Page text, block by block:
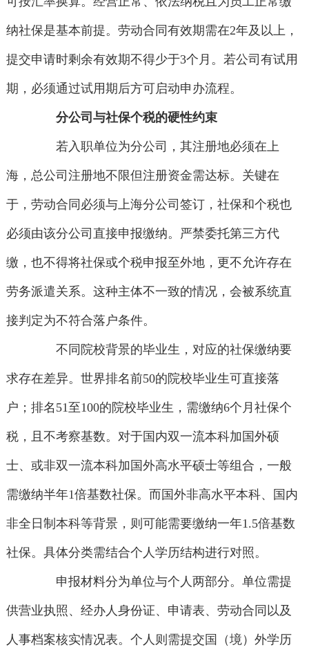
纳社保是基本前提。劳动合同有效期需在2年及以上，
提交申请时剩余有效期不得少于3个月。若公司有试用
期，必须通过试用期后方可启动申办流程。
分公司与社保个税的硬性约束
若入职单位为分公司，其注册地必须在上
海，总公司注册地不限但注册资金需达标。关键在
于，劳动合同必须与上海分公司签订，社保和个税也
必须由该分公司直接申报缴纳。严禁委托第三方代
缴，也不得将社保或个税申报至外地，更不允许存在
劳务派遣关系。这种主体不一致的情况，会被系统直
接判定为不符合落户条件。
不同院校背景的毕业生，对应的社保缴纳要
求存在差异。世界排名前50的院校毕业生可直接落
户；排名51至100的院校毕业生，需缴纳6个月社保个
税，且不考察基数。对于国内双一流本科加国外硕
士、或非双一流本科加国外高水平硕士等组合，一般
需缴纳半年1倍基数社保。而国外非高水平本科、国内
非全日制本科等背景，则可能需要缴纳一年1.5倍基数
社保。具体分类需结合个人学历结构进行对照。
申报材料分为单位与个人两部分。单位需提
供营业执照、经办人身份证、申请表、劳动合同以及
人事档案核实情况表。个人则需提交国（境）外学历